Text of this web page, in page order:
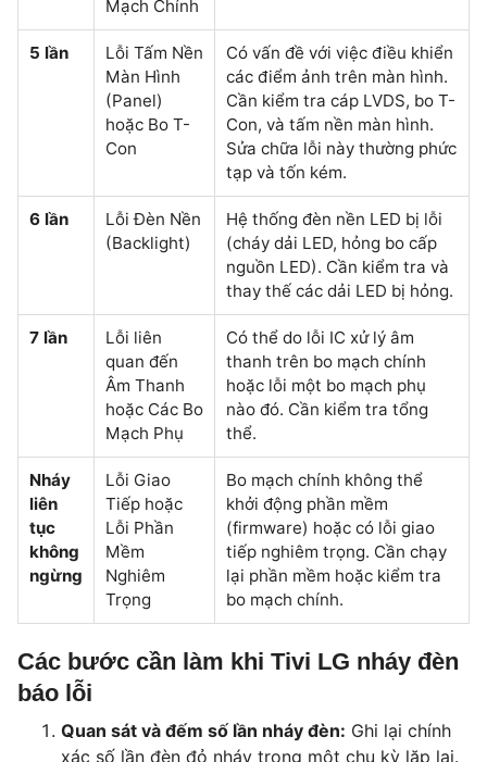
Mạch Chính
5 lần
Lỗi Tấm Nền
Màn Hình
(Panel)
hoặc Bo T-
Con
Có vấn đề với việc điều khiển
các điểm ảnh trên màn hình.
Cần kiểm tra cáp LVDS, bo T-
Con, và tấm nền màn hình.
Sửa chữa lỗi này thường phức
tạp và tốn kém.
6 lần
Lỗi Đèn Nền
(Backlight)
Hệ thống đèn nền LED bị lỗi
(cháy dải LED, hỏng bo cấp
nguồn LED). Cần kiểm tra và
thay thế các dải LED bị hỏng.
7 lần
Lỗi liên
quan đến
Âm Thanh
hoặc Các Bo
Mạch Phụ
Có thể do lỗi IC xử lý âm
thanh trên bo mạch chính
hoặc lỗi một bo mạch phụ
nào đó. Cần kiểm tra tổng
thể.
Nháy
liên
tục
không
ngừng
Lỗi Giao
Tiếp hoặc
Lỗi Phần
Mềm
Nghiêm
Trọng
Bo mạch chính không thể
khởi động phần mềm
(firmware) hoặc có lỗi giao
tiếp nghiêm trọng. Cần chạy
lại phần mềm hoặc kiểm tra
bo mạch chính.
Các bước cần làm khi Tivi LG nháy đèn
báo lỗi
Quan sát và đếm số lần nháy đèn: Ghi lại chính
xác số lần đèn đỏ nháy trong một chu kỳ lặp lại.